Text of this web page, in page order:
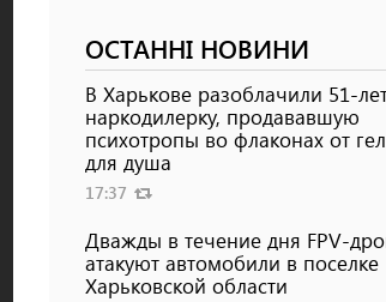
ОСТАННІ НОВИНИ
В Харькове разоблачили 51-
наркодилерку, продававшую
психотропы во флаконах от
для душа
17:37
Дважды в течение дня FPV-
атакуют автомобили в поселке
Харьковской области